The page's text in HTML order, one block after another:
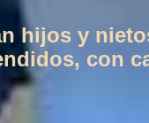
hijos y
con